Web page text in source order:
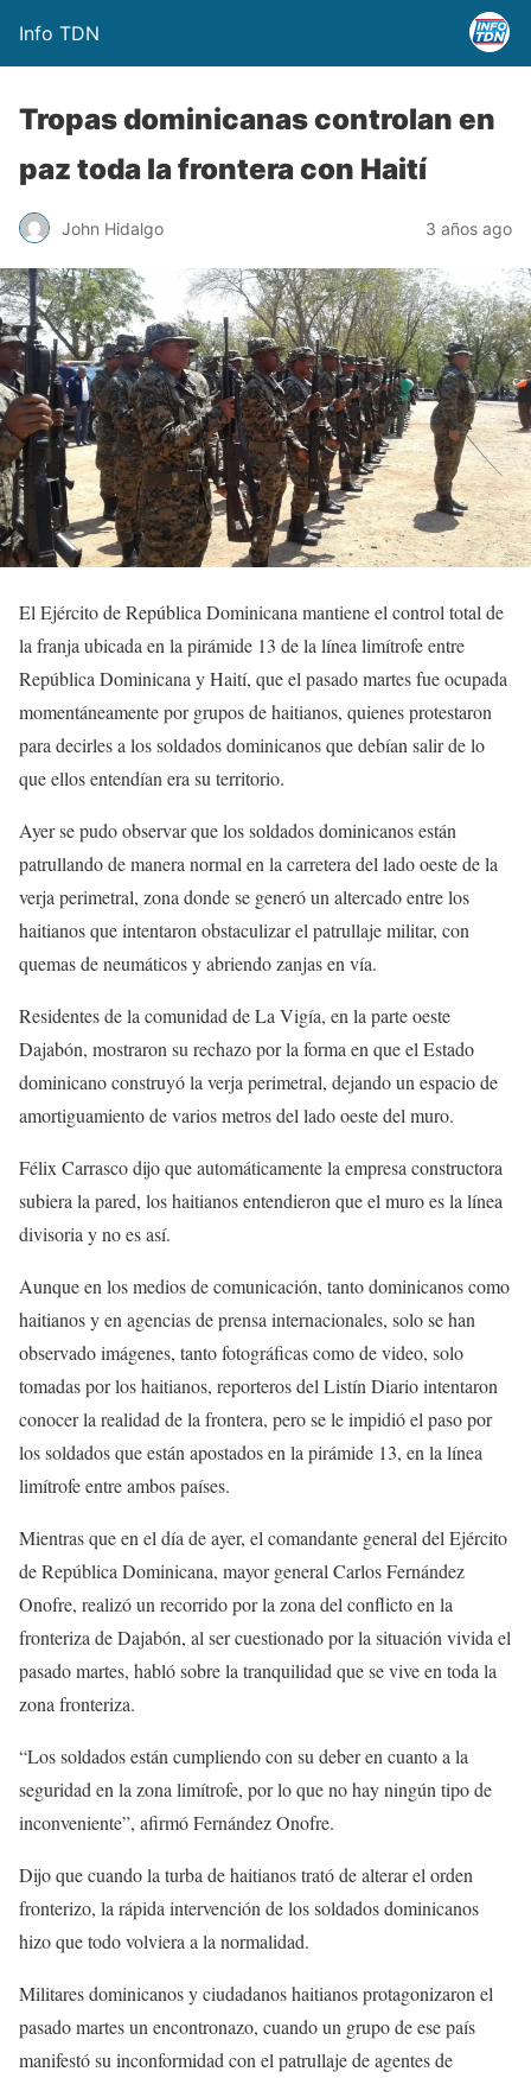
Info TDN
Tropas dominicanas controlan en
paz toda la frontera con Haití
John Hidalgo 3 años ago
El Ejército de República Dominicana mantiene el control total de
la franja ubicada en la pirámide 13 de la línea limítrofe entre
República Dominicana y Haití, que el pasado martes fue ocupada
momentáneamente por grupos de haitianos, quienes protestaron
para decirles a los soldados dominicanos que debían salir de lo
que ellos entendían era su territorio.
Ayer se pudo observar que los soldados dominicanos están
patrullando de manera normal en la carretera del lado oeste de la
verja perimetral, zona donde se generó un altercado entre los
haitianos que intentaron obstaculizar el patrullaje militar, con
quemas de neumáticos y abriendo zanjas en vía.
Residentes de la comunidad de La Vigía, en la parte oeste
Dajabón, mostraron su rechazo por la forma en que el Estado
dominicano construyó la verja perimetral, dejando un espacio de
amortiguamiento de varios metros del lado oeste del muro.
Félix Carrasco dijo que automáticamente la empresa constructora
subiera la pared, los haitianos entendieron que el muro es la línea
divisoria y no es así.
Aunque en los medios de comunicación, tanto dominicanos como
haitianos y en agencias de prensa internacionales, solo se han
observado imágenes, tanto fotográficas como de video, solo
tomadas por los haitianos, reporteros del Listín Diario intentaron
conocer la realidad de la frontera, pero se le impidió el paso por
los soldados que están apostados en la pirámide 13, en la línea
limítrofe entre ambos países.
Mientras que en el día de ayer, el comandante general del Ejército
de República Dominicana, mayor general Carlos Fernández
Onofre, realizó un recorrido por la zona del conflicto en la
fronteriza de Dajabón, al ser cuestionado por la situación vivida el
pasado martes, habló sobre la tranquilidad que se vive en toda la
zona fronteriza.
“Los soldados están cumpliendo con su deber en cuanto a la
seguridad en la zona limítrofe, por lo que no hay ningún tipo de
inconveniente”, afirmó Fernández Onofre.
Dijo que cuando la turba de haitianos trató de alterar el orden
fronterizo, la rápida intervención de los soldados dominicanos
hizo que todo volviera a la normalidad.
Militares dominicanos y ciudadanos haitianos protagonizaron el
pasado martes un encontronazo, cuando un grupo de ese país
manifestó su inconformidad con el patrullaje de agentes de